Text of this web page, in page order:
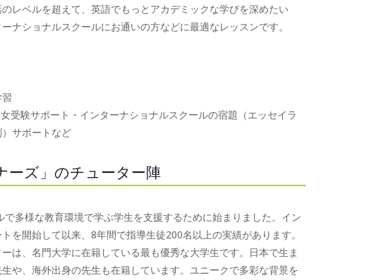
レベルを超えて、英語でもっとアカデミックな学びを深めたい
ナショナルスクールにお通いの方などに最適なレッスンです。
受験サポート・インターナショナルスクールの宿題（エッセイラ
サポートなど
ーズ」のチューター陣
多様な教育環境で学ぶ学生を支援するために始まりました。イン
を開始して以来、8年間で指導生徒200名以上の実績があります。
は、名門大学に在籍している最も優秀な大学生です。日本で生ま
や、海外出身の先生も在籍しています。ユニークで多彩な背景を